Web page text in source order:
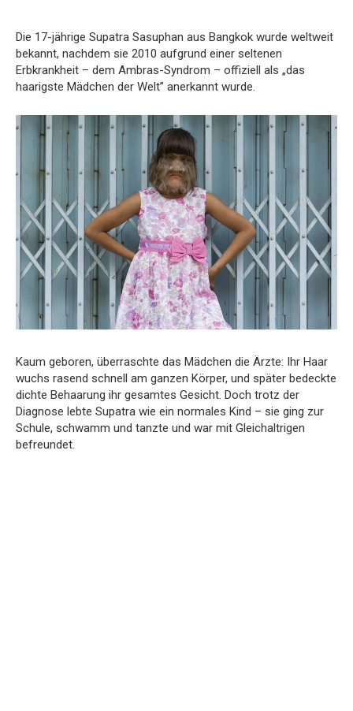
Die 17-jährige Supatra Sasuphan aus Bangkok wurde weltweit
bekannt, nachdem sie 2010 aufgrund einer seltenen
Erbkrankheit – dem Ambras-Syndrom – offiziell als „das
haarigste Mädchen der Welt” anerkannt wurde.
Kaum geboren, überraschte das Mädchen die Ärzte: Ihr Haar
wuchs rasend schnell am ganzen Körper, und später bedeckte
dichte Behaarung ihr gesamtes Gesicht. Doch trotz der
Diagnose lebte Supatra wie ein normales Kind – sie ging zur
Schule, schwamm und tanzte und war mit Gleichaltrigen
befreundet.